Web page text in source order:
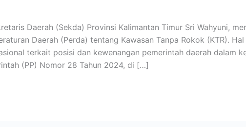
Daerah (Sekda) Provinsi Kalimantan Timur Sri Wahyuni,
Daerah (Perda) tentang Kawasan Tanpa Rokok (KTR).
terkait posisi dan kewenangan pemerintah daerah dalam
(PP) Nomor 28 Tahun 2024, di […]